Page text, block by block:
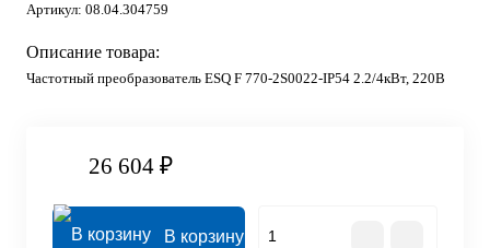
Артикул: 08.04.304759
Описание товара:
Частотный преобразователь ESQ F 770-2S0022-IP54 2.2/4кВт, 220В
26 604 ₽
В корзину